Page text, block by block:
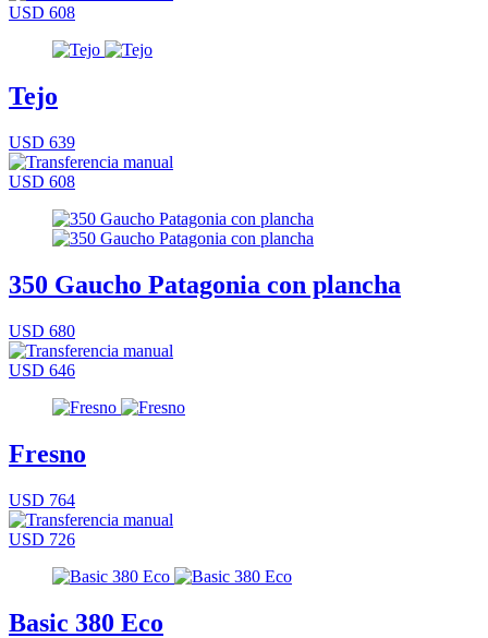
USD 608
Tejo
USD 639
USD 608
350 Gaucho Patagonia con plancha
USD 680
USD 646
Fresno
USD 764
USD 726
Basic 380 Eco